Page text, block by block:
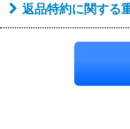
返品特約に関する